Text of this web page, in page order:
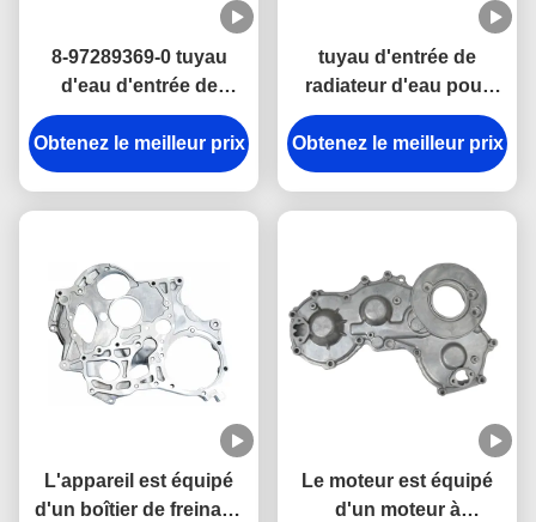
8-97289369-0 tuyau
d'eau d'entrée de
radiateur pour les
pièces du moteur
ISUZU 4JH1
Obtenez le meilleur prix
tuyau d'entrée de
radiateur d'eau pour
ISUZU 4JB1NA 8-
97147473-0 pièces
moteur
Obtenez le meilleur prix
L'appareil est équipé
d'un boîtier de freinage
Le moteur est équipé
d'un moteur à